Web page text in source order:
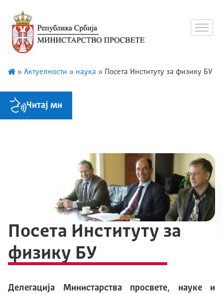
» Актуелности » наука » Посета Институту за физику БУ
Читај ми
Посета Институту за
физику БУ
Делегација Министарства просвете, науке и